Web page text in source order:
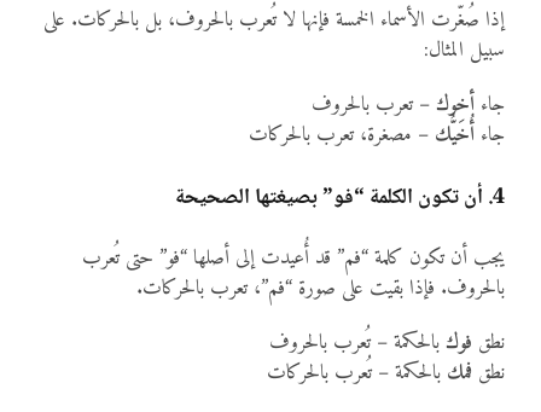
إذا صُغّرت الأسماء الخمسة فإنها لا تُعرب بالحروف، بل بالحركات. على
سبيل المثال:
جاء أخوك– تعرب بالحروف
جاء أُخَيُّك – مصغرة، تعرب بالحركات
4. أن تكون الكلمة “فو” بصيغتها الصحيحة
يجب أن تكون كلمة “فم” قد أُعيدت إلى أصلها “فو” حتى تُعرب
بالحروف. فإذا بقيت على صورة “فم”، تعرب بالحركات.
نطق فوكبالحكمة – تُعرب بالحروف
نطق فمك بالحكمة – تُعرب بالحركات